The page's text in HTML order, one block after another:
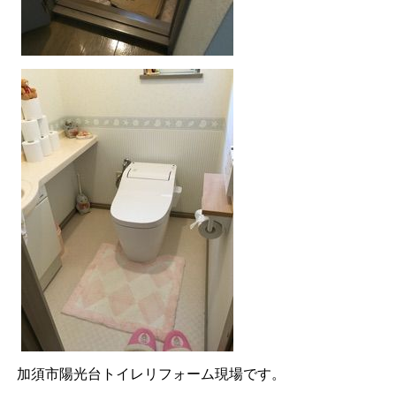
加須市陽光台トイレリフォーム現場です。